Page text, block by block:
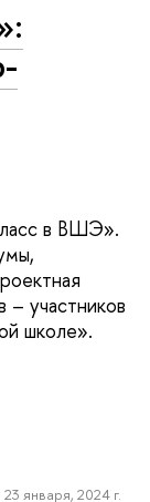
в ВШЭ».
– участников
школе».
23 января, 2024 г.